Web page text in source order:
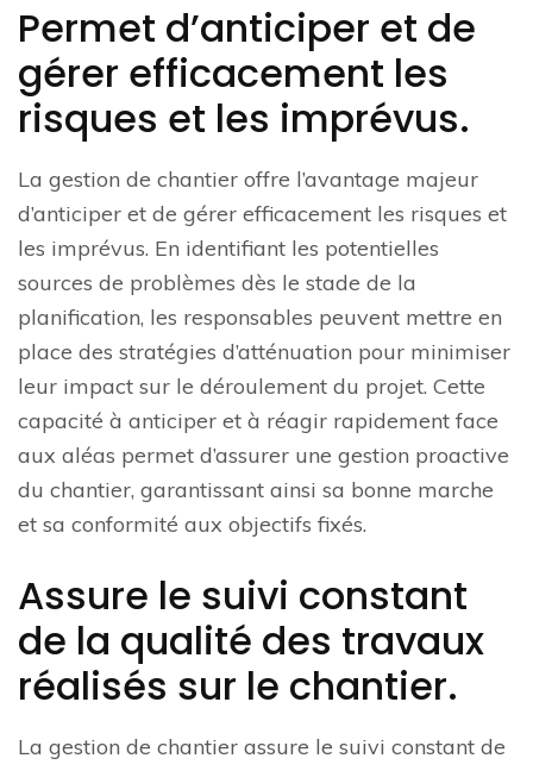
Permet d’anticiper et de
gérer efficacement les
risques et les imprévus.
La gestion de chantier offre l’avantage majeur
d’anticiper et de gérer efficacement les risques et
les imprévus. En identifiant les potentielles
sources de problèmes dès le stade de la
planification, les responsables peuvent mettre en
place des stratégies d’atténuation pour minimiser
leur impact sur le déroulement du projet. Cette
capacité à anticiper et à réagir rapidement face
aux aléas permet d’assurer une gestion proactive
du chantier, garantissant ainsi sa bonne marche
et sa conformité aux objectifs fixés.
Assure le suivi constant
de la qualité des travaux
réalisés sur le chantier.
La gestion de chantier assure le suivi constant de